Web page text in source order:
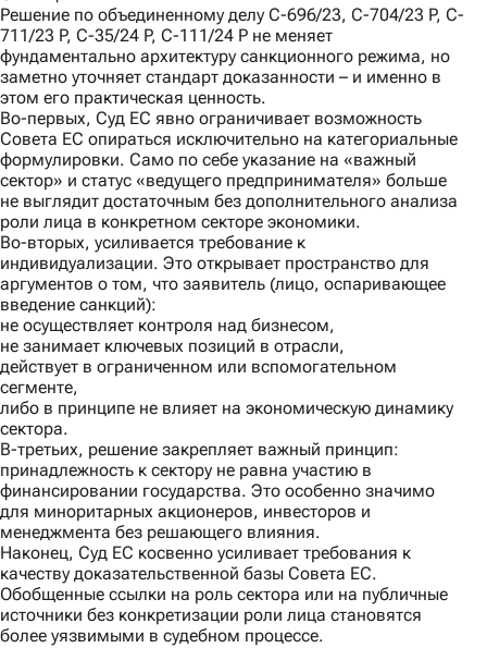
Решение по объединенному делу C-696/23, C-704/23 P, C-
711/23 P, C-35/24 P, C-111/24 P не меняет
фундаментально архитектуру санкционного режима, но
заметно уточняет стандарт доказанности – и именно в
этом его практическая ценность.
Во-первых, Суд ЕС явно ограничивает возможность
Совета ЕС опираться исключительно на категориальные
формулировки. Само по себе указание на «важный
сектор» и статус «ведущего предпринимателя» больше
не выглядит достаточным без дополнительного анализа
роли лица в конкретном секторе экономики.
Во-вторых, усиливается требование к
индивидуализации. Это открывает пространство для
аргументов о том, что заявитель (лицо, оспаривающее
введение санкций):
не осуществляет контроля над бизнесом,
не занимает ключевых позиций в отрасли,
действует в ограниченном или вспомогательном
сегменте,
либо в принципе не влияет на экономическую динамику
сектора.
В-третьих, решение закрепляет важный принцип:
принадлежность к сектору не равна участию в
финансировании государства. Это особенно значимо
для миноритарных акционеров, инвесторов и
менеджмента без решающего влияния.
Наконец, Суд ЕС косвенно усиливает требования к
качеству доказательственной базы Совета ЕС.
Обобщенные ссылки на роль сектора или на публичные
источники без конкретизации роли лица становятся
более уязвимыми в судебном процессе.